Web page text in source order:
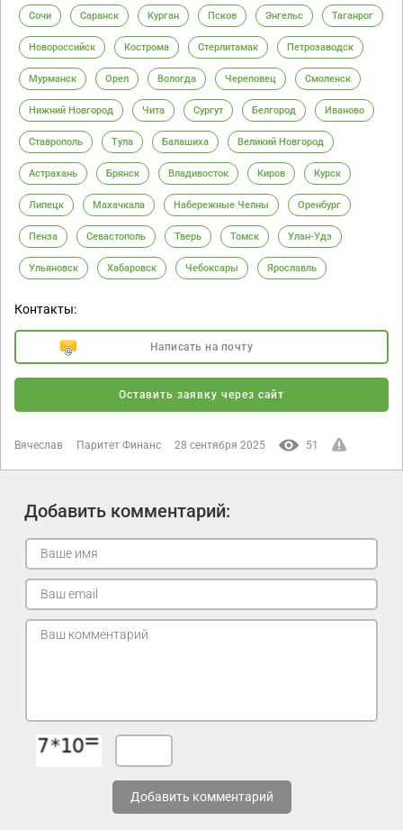
Сочи Саранск Курган Псков Энгельс Таганрог
Новороссийск Кострома Стерлитамак Петрозаводск
Мурманск Орел Вологда Череповец Смоленск
Нижний Новгород Чита Сургут Белгород Иваново
Ставрополь Тула Балашиха Великий Новгород
Астрахань Брянск Владивосток Киров Курск
Липецк Махачкала Набережные Челны Оренбург
Пенза Севастополь Тверь Томск Улан-Удэ
Ульяновск Хабаровск Чебоксары Ярославль
Контакты:
Написать на почту
Оставить заявку через сайт
Вячеслав Паритет Финанс 28 сентября 2025 51
Добавить комментарий:
Добавить комментарий